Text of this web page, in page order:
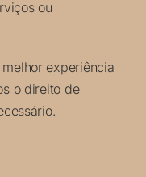
ou
experiência
o direito de